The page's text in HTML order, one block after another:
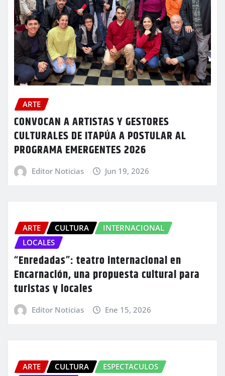
ARTE
CONVOCAN A ARTISTAS Y GESTORES
CULTURALES DE ITAPÚA A POSTULAR AL
PROGRAMA EMERGENTES 2026
Editor Noticias Jun 19, 2026
ARTE CULTURA
INTERNACIONAL
LOCALES
“Enredadas”: teatro internacional en
Encarnación, una propuesta cultural para
turistas y locales
Editor Noticias Ene 15, 2026
ARTE CULTURA
ESPECTACULOS